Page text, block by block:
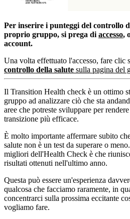
Per inserire i punteggi del controllo
proprio gruppo, si prega di accesso,
account.
Una volta effettuato l'accesso, fare clic
controllo della salute sulla pagina del
Il Transition Health check è un ottimo
gruppo ad analizzare ciò che sta
aree che potreste sviluppare per
transizione più efficace.
È molto importante affermare subito
salute non è un test da superare o
migliori dell'Health Check è che
risultati ottenuti nell'ultimo anno.
Questa può essere un'esperienza
qualcosa che facciamo raramente, in
concentrarci sulla prossima eccitante
vogliamo fare.